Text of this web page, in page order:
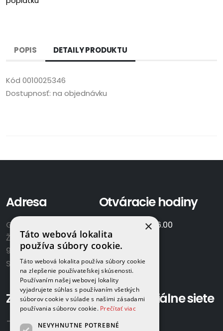
POPIS DETAILY PRODUKTU
Kód 0010025346
Dostupnosť: na objednávku
Adresa
GAMAPLYN s.r.o.
Železničná 570/8
922 02 Krakovany
Slovensko
Otváracie hodiny
7.00 - 16.00
So:
Zavolajte nám:
+421 918 524 702
Sociálne siete
×
Táto webová lokalita
používa súbory cookie.
Táto webová lokalita používa súbory cookie
na zlepšenie používateľskej skúsenosti.
Používaním našej webovej lokality
vyjadrujete súhlas s používaním všetkých
súborov cookie v súlade s našimi zásadami
používania súborov cookie. Prečítať viac
NEVYHNUTNE POTREBNÉ